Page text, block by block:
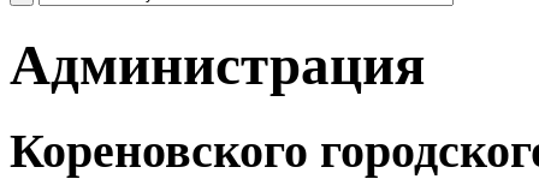
Администрация
Кореновского